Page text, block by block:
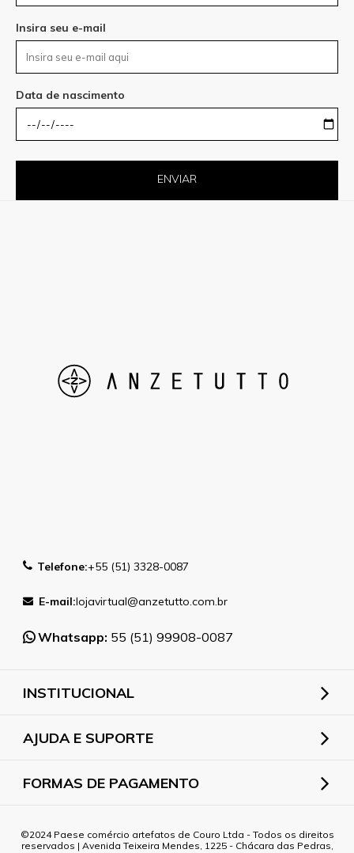
Insira seu e-mail
Data de nascimento
ENVIAR
Telefone:+55 (51) 3328-0087
E-mail:lojavirtual@anzetutto.com.br
Whatsapp: 55 (51) 99908-0087
INSTITUCIONAL
AJUDA E SUPORTE
FORMAS DE PAGAMENTO
2024 Paese comércio artefatos de Couro Ltda - Todos os direitos
reservados | Avenida Teixeira Mendes, 1225 - Chácara das Pedras,